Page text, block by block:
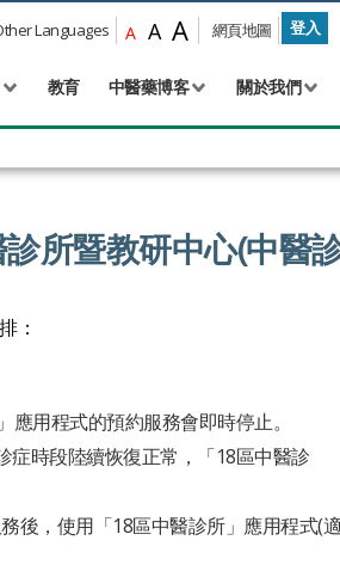
Languages A A A 網頁地圖 登入
教育 中醫藥博客 關於我們
所暨教研中心(中醫
：
用程式的預約服務會即時停止。
時段陸續恢復正常，「18區中醫診
後，使用「18區中醫診所」應用程式(適